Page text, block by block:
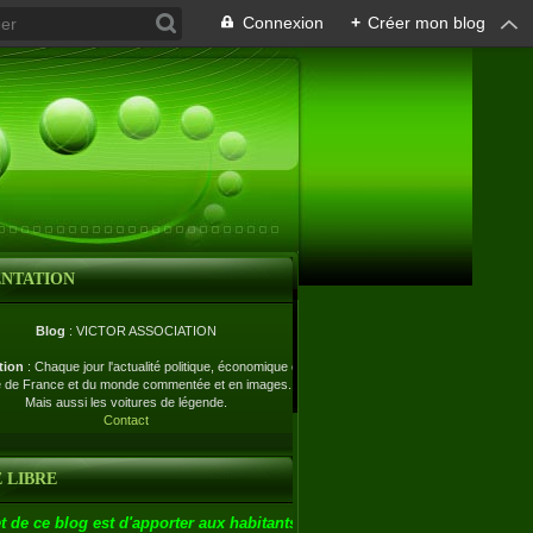
Connexion + Créer mon blog
Blog : VICTOR ASSOCIATION
: Chaque jour l'actualité politique, économique et
de France et du monde commentée et en images.
Mais aussi les voitures de légende.
Contact
LIBRE
de ce blog est d'apporter aux habitants